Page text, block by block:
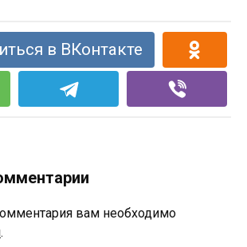
в ВКонтакте
вам необходимо
.